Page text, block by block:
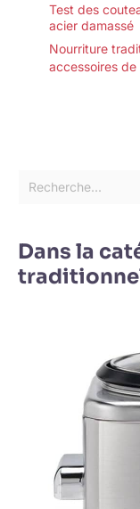
Test des
acier damassé
Nourriture
accessoires de
Dans la